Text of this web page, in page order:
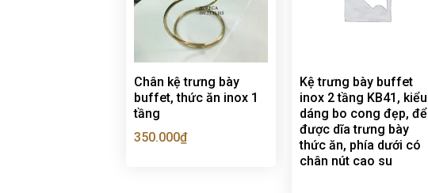
Chân kệ trưng bày
buffet, thức ăn inox 1
tầng
350.000₫
Kệ trưng bày buffet
inox 2 tầng KB41, kiểu
dáng bo cong đẹp, để
được dĩa trưng bày
thức ăn, phía dưới có
chân nút cao su